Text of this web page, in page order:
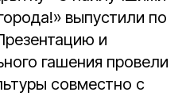
выпустили по
и
гашения провели
совместно с